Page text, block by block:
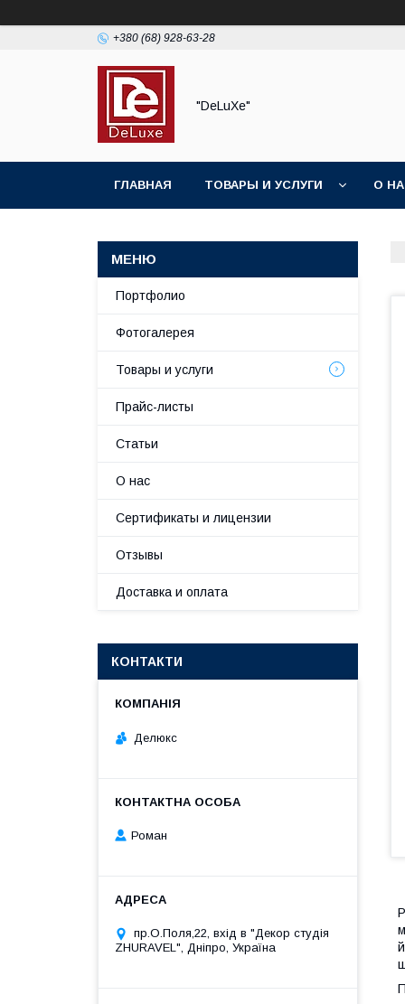
+380 (68) 928-63-28
"DeLuХe"
ГЛАВНАЯ ТОВАРЫ И УСЛУГИ О
Портфолио
Фотогалерея
Товары и услуги
Прайс-листы
Статьи
О нас
Сертификаты и лицензии
Отзывы
Доставка и оплата
КОНТАКТИ
Делюкс
Роман
пр.О.Поля,22, вхід в "Декор студія
ZHURAVEL", Дніпро, Україна